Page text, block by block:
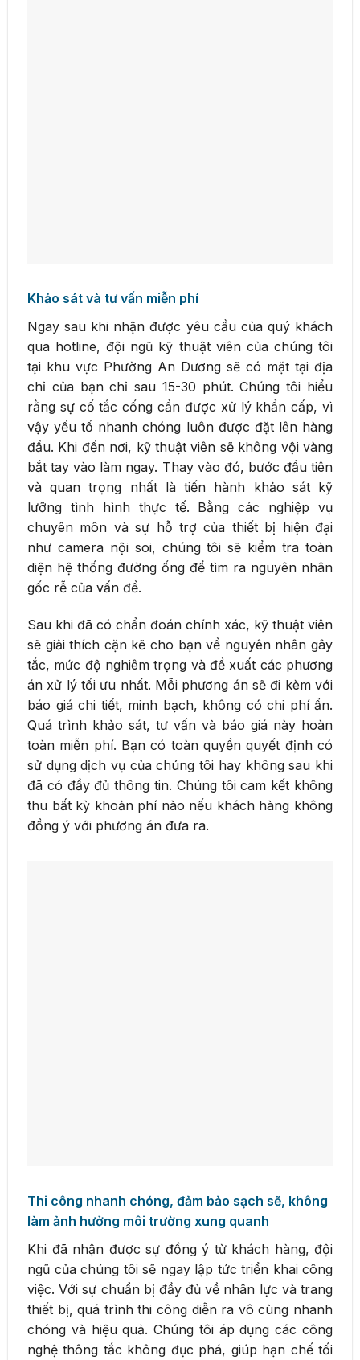
Khảo sát và tư vấn miễn phí
Ngay sau khi nhận được yêu cầu của quý khách
qua hotline, đội ngũ kỹ thuật viên của chúng tôi
tại khu vực Phường An Dương sẽ có mặt tại địa
chỉ của bạn chỉ sau 15-30 phút. Chúng tôi hiểu
rằng sự cố tắc cống cần được xử lý khẩn cấp, vì
vậy yếu tố nhanh chóng luôn được đặt lên hàng
đầu. Khi đến nơi, kỹ thuật viên sẽ không vội vàng
bắt tay vào làm ngay. Thay vào đó, bước đầu tiên
và quan trọng nhất là tiến hành khảo sát kỹ
lưỡng tình hình thực tế. Bằng các nghiệp vụ
chuyên môn và sự hỗ trợ của thiết bị hiện đại
như camera nội soi, chúng tôi sẽ kiểm tra toàn
diện hệ thống đường ống để tìm ra nguyên nhân
gốc rễ của vấn đề.
Sau khi đã có chẩn đoán chính xác, kỹ thuật viên
sẽ giải thích cặn kẽ cho bạn về nguyên nhân gây
tắc, mức độ nghiêm trọng và đề xuất các phương
án xử lý tối ưu nhất. Mỗi phương án sẽ đi kèm với
báo giá chi tiết, minh bạch, không có chi phí ẩn.
Quá trình khảo sát, tư vấn và báo giá này hoàn
toàn miễn phí. Bạn có toàn quyền quyết định có
sử dụng dịch vụ của chúng tôi hay không sau khi
đã có đầy đủ thông tin. Chúng tôi cam kết không
thu bất kỳ khoản phí nào nếu khách hàng không
đồng ý với phương án đưa ra.
Thi công nhanh chóng, đảm bảo sạch sẽ, không
làm ảnh hưởng môi trường xung quanh
Khi đã nhận được sự đồng ý từ khách hàng, đội
ngũ của chúng tôi sẽ ngay lập tức triển khai công
việc. Với sự chuẩn bị đầy đủ về nhân lực và trang
thiết bị, quá trình thi công diễn ra vô cùng nhanh
chóng và hiệu quả. Chúng tôi áp dụng các công
nghệ thông tắc không đục phá, giúp hạn chế tối